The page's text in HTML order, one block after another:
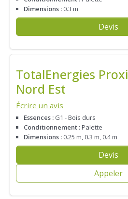
Dimensions : 0.3 m
Devis
TotalEnergies Proxi
Nord Est
Écrire un avis
Essences : G1 - Bois durs
Conditionnement :Palette
Dimensions : 0.25 m, 0.3 m, 0.4 m
Devis
Appeler